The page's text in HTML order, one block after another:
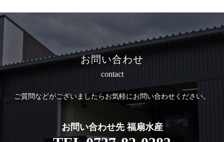
お問い合わせ
contact
ご質問などがございましたら お気軽にお問い合わせください。
お問い合わせ先 福扇水産